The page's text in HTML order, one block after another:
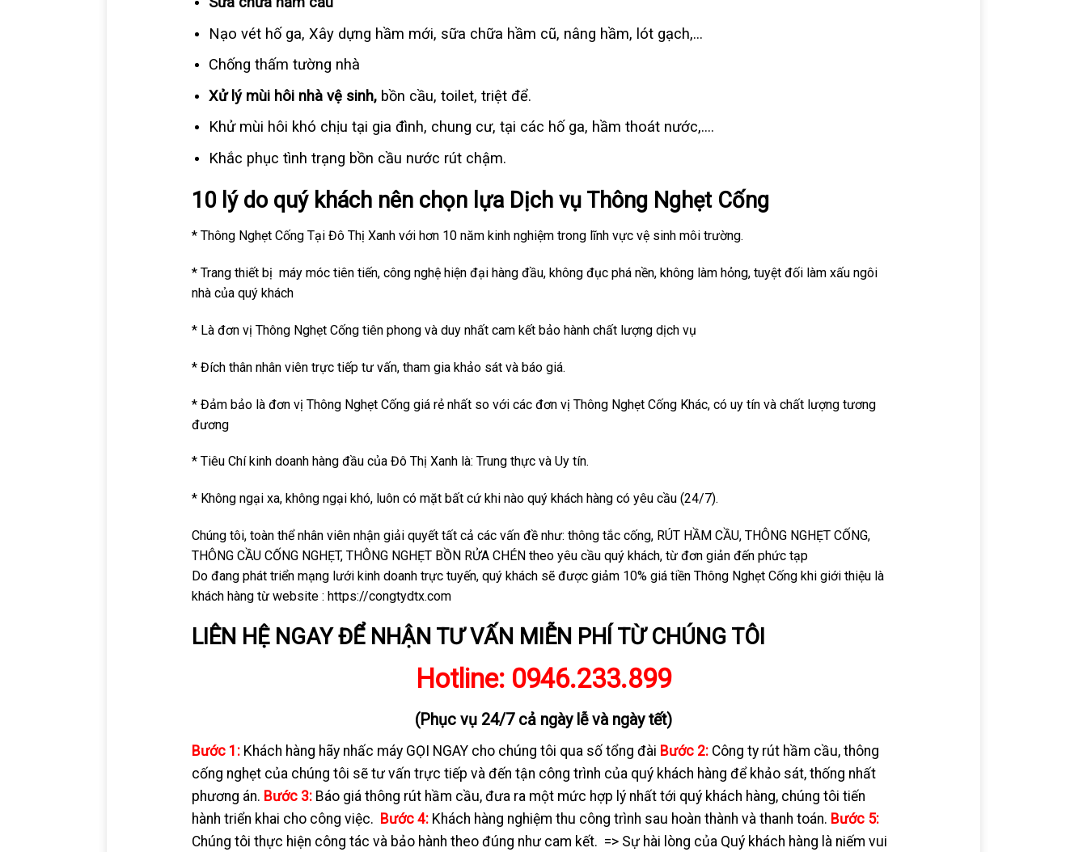
Nạo vét hố ga, Xây dựng hầm mới, sữa chữa hầm cũ, nâng hầm, lót gạch,…
Chống thấm tường nhà
Xử lý mùi hôi nhà vệ sinh,bồn cầu, toilet, triệt để.
Khử mùi hôi khó chịu tại gia đình, chung cư, tại các hố ga, hầm thoát nước,….
Khắc phục tình trạng bồn cầu nước rút chậm.
10 lý do quý khách nên chọn lựa Dịch vụ Thông Nghẹt Cống
* Thông Nghẹt Cống Tại Đô Thị Xanh với hơn 10 năm kinh nghiệm trong lĩnh vực vệ sinh môi trường.
* Trang thiết bị máy móc tiên tiến, công nghệ hiện đại hàng đầu, không đục phá nền, không làm hỏng, tuyệt đối làm xấu ngôi
nhà của quý khách
* Là đơn vị Thông Nghẹt Cống tiên phong và duy nhất cam kết bảo hành chất lượng dịch vụ
* Đích thân nhân viên trực tiếp tư vấn, tham gia khảo sát và báo giá.
* Đảm bảo là đơn vị Thông Nghẹt Cống giá rẻ nhất so với các đơn vị Thông Nghẹt Cống Khác, có uy tín và chất lượng tương
đương
* Tiêu Chí kinh doanh hàng đầu của Đô Thị Xanh là: Trung thực và Uy tín.
* Không ngại xa, không ngại khó, luôn có mặt bất cứ khi nào quý khách hàng có yêu cầu (24/7).
Chúng tôi, toàn thể nhân viên nhận giải quyết tất cả các vấn đề như: thông tắc cống, RÚT HẦM CẦU, THÔNG NGHẸT CỐNG,
THÔNG CẦU CỐNG NGHẸT, THÔNG NGHẸT BỒN RỬA CHÉN theo yêu cầu quý khách, từ đơn giản đến phức tạp
Do đang phát triển mạng lưới kinh doanh trực tuyến, quý khách sẽ được giảm 10% giá tiền Thông Nghẹt Cống khi giới thiệu là
khách hàng từ website : https://congtydtx.com
LIÊN HỆ NGAY ĐỂ NHẬN TƯ VẤN MIỄN PHÍ TỪ CHÚNG TÔI
Hotline: 0946.233.899
(Phục vụ 24/7 cả ngày lễ và ngày tết)
Bước 1: Khách hàng hãy nhấc máy GỌI NGAY cho chúng tôi qua số tổng đài Bước 2: Công ty rút hầm cầu, thông
cống nghẹt của chúng tôi sẽ tư vấn trực tiếp và đến tận công trình của quý khách hàng để khảo sát, thống nhất
phương án. Bước 3: Báo giá thông rút hầm cầu, đưa ra một mức hợp lý nhất tới quý khách hàng, chúng tôi tiến
hành triển khai cho công việc. Bước 4: Khách hàng nghiệm thu công trình sau hoàn thành và thanh toán. Bước 5:
Chúng tôi thực hiện công tác và bảo hành theo đúng như cam kết. => Sự hài lòng của Quý khách hàng là niếm vui